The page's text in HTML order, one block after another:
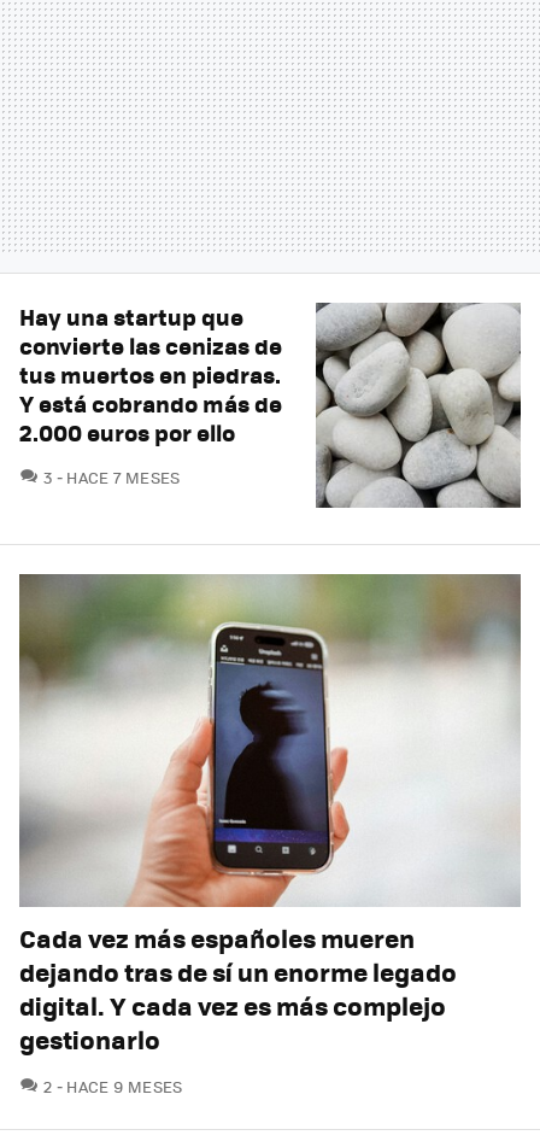
Hay una startup que
convierte las cenizas de
tus muertos en piedras.
Y está cobrando más de
2.000 euros por ello
3 COMENTARIOS
HACE 7 MESES
Cada vez más españoles mueren
dejando tras de sí un enorme legado
digital. Y cada vez es más complejo
gestionarlo
2 COMENTARIOS
HACE 9 MESES